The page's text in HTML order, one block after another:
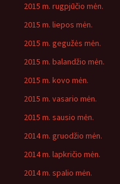
2015 m. rugpjūčio mėn.
2015 m. liepos mėn.
2015 m. gegužės mėn.
2015 m. balandžio mėn.
2015 m. kovo mėn.
2015 m. vasario mėn.
2015 m. sausio mėn.
2014 m. gruodžio mėn.
2014 m. lapkričio mėn.
2014 m. spalio mėn.